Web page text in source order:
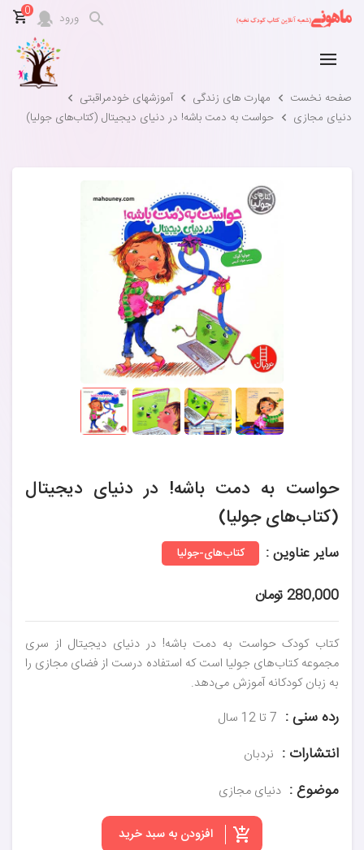
ورود 0
صفحه نخست مهارت های زندگی
آموزشهای خودمراقبتی
دنیای مجازی
حواست به دمت باشه! در دنیای دیجیتال (کتاب‌های جولیا)
حواست به دمت باشه! در دنیای دیجیتال
(کتاب‌های جولیا)
سایر عناوین : کتاب‌های-جولیا
280,000 تومان
کتاب کودک حواست به دمت باشه! در دنیای دیجیتال از سری
مجموعه کتاب‌های جولیا است که استفاده درست از فضای مجازی را
به زبان کودکانه آموزش می‌دهد.
رده سنی : 7 تا 12 سال
انتشارات : نردبان
موضوع : دنیای مجازی
افزودن به سبد خرید